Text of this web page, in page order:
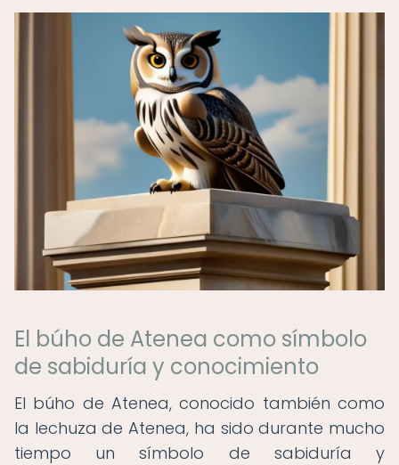
El búho de Atenea como símbolo
de sabiduría y conocimiento
El búho de Atenea, conocido también como
la lechuza de Atenea, ha sido durante mucho
tiempo un símbolo de sabiduría y